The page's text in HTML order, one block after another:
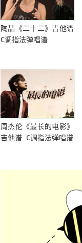
陶喆《二十二》吉他谱
C调指法弹唱谱
周杰伦《最长的电影》
吉他谱 C调指法弹唱谱